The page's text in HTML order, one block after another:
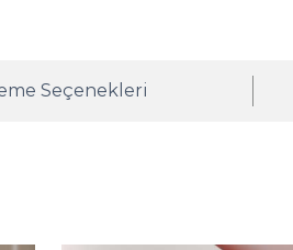
Seçenekleri